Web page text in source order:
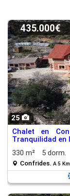
25
435.000€
Chalet en
Tranquilidad en
330 m²
5 dorm.
Confrides. A 5